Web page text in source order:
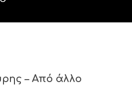
– Από άλλο